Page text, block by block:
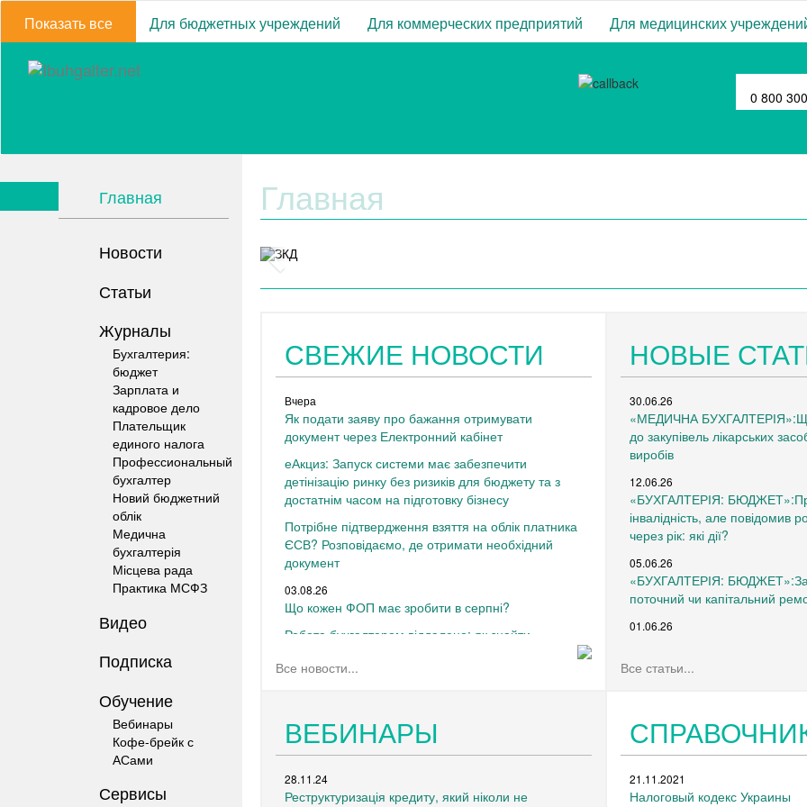
Показать все Для бюджетных учреждений Для коммерческих предприятий Для медицинских
0 800
Главная
Новости
Статьи
Журналы
Бухгалтерия:
бюджет
Зарплата и
кадровое дело
Плательщик
единого налога
Профессиональный
бухгалтер
Новий бюджетний
облік
Медична
бухгалтерія
Місцева рада
Практика МСФЗ
Видео
Подписка
Обучение
Вебинары
Кофе-брейк с
АСами
Сервисы
Главная
СВЕЖИЕ НОВОСТИ
Вчера
Як подати заяву про бажання отримувати
документ через Електронний кабінет
еАкциз: Запуск системи має забезпечити
детінізацію ринку без ризиків для бюджету та з
достатнім часом на підготовку бізнесу
Потрібне підтвердження взяття на облік платника
ЄСВ? Розповідаємо, де отримати необхідний
документ
03.08.26
Що кожен ФОП має зробити в серпні?
Робота бухгалтером віддалено: як знайти
Все новости...
НОВЫЕ
30.06.26
«МЕДИЧНА
до закупівель лікарських
виробів
12.06.26
«БУХГАЛТЕРІЯ:
інвалідність, але повідомив
через рік: які дії?
05.06.26
«БУХГАЛТЕРІЯ:
поточний чи капітальний
01.06.26
до постанов Кабінету
12.10.2022 № 1178 та від
«ЗАРПЛАТА ТА КАДРОВА
Все статьи...
ВЕБИНАРЫ
28.11.24
Реструктуризація кредиту, який ніколи не
21.11.2021
Налоговый кодекс Украины